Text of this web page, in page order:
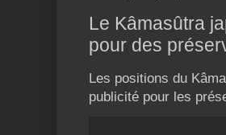
Le Kâmasûtra
pour des
Les positions du
publicité pour les